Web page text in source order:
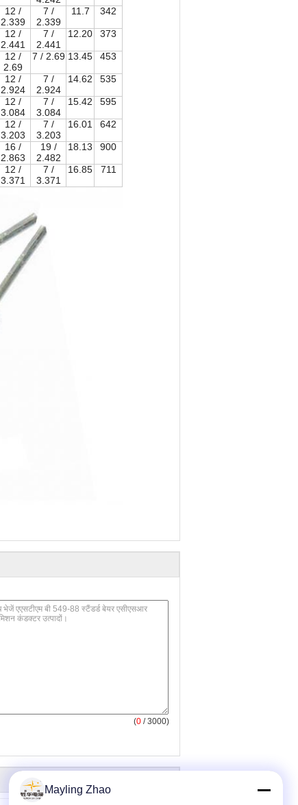
12 /
2.339
7 /
2.339
11.7 342
12 /
2.441
7 /
2.441
12.20 373
12 /
2.69
7 / 2.69 13.45 453
12 /
2.924
7 /
2.924
14.62 535
12 /
3.084
7 /
3.084
15.42 595
12 /
3.203
7 /
3.203
16.01 642
16 /
2.863
19 /
2.482
18.13 900
12 /
3.371
7 /
3.371
16.85 711
(0 / 3000)
Mayling Zhao